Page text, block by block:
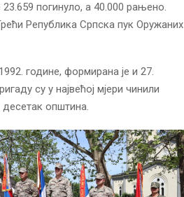
погинуло, а 40.000 рањено.
Република Српска пук Оружаних
године, формирана је и 27.
су у највећој мјери чинили
општина.